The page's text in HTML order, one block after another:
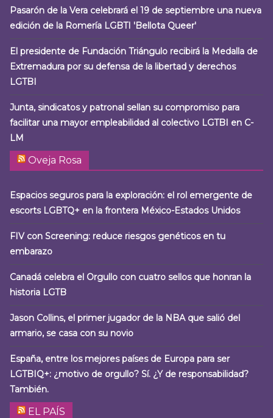
Pasarón de la Vera celebrará el 19 de septiembre una nueva
edición de la Romería LGBTI 'Bellota Queer'
El presidente de Fundación Triángulo recibirá la Medalla de
Extremadura por su defensa de la libertad y derechos
LGTBI
Junta, sindicatos y patronal sellan su compromiso para
facilitar una mayor empleabilidad al colectivo LGTBI en C-
LM
Oveja Rosa
Espacios seguros para la exploración: el rol emergente de
escorts LGBTQ+ en la frontera México-Estados Unidos
FIV con Screening: reduce riesgos genéticos en tu
embarazo
Canadá celebra el Orgullo con cuatro sellos que honran la
historia LGTB
Jason Collins, el primer jugador de la NBA que salió del
armario, se casa con su novio
España, entre los mejores países de Europa para ser
LGTBIQ+: ¿motivo de orgullo? Sí. ¿Y de responsabilidad?
También.
EL PAÍS